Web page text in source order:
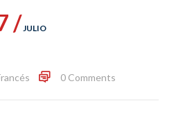
/JULIO
0 Comments